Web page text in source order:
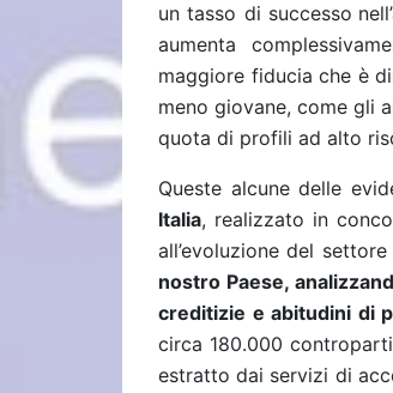
un tasso di successo
aumenta
maggiore fiducia che è
meno giovane, come gli
quota di profili ad alto
Queste alcune delle
Italia, realizzato in
all’evoluzione del
nostro Paese,
creditizie e abitudini di
circa 180.000
estratto dai servizi di